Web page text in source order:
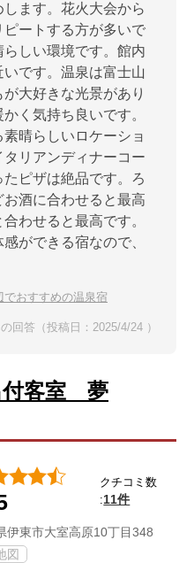
ます。花火大会から
ートする方が多いで
しい環境です。館内
です。温泉は富士山
大好きな光景があり
く気持ち良いです。
晴らしいロケーショ
リアンディナーコー
ピザは絶品です。ろ
酒に合わせると最高
わせると最高です。
ができる宿なので、
おすすめの温泉宿
回答（投稿日：2025/4/24 ）
付客室 夢
クチコミ数
:11件
伊東市大室高原10丁目348
図